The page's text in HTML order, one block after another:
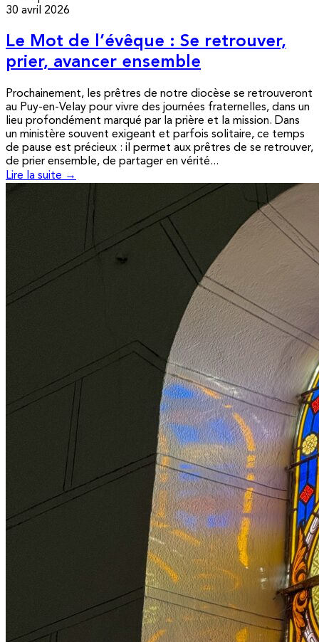
30 avril 2026
Le Mot de l’évêque : Se retrouver,
prier, avancer ensemble
Prochainement, les prêtres de notre diocèse se retrouveront
au Puy-en-Velay pour vivre des journées fraternelles, dans un
lieu profondément marqué par la prière et la mission. Dans
un ministère souvent exigeant et parfois solitaire, ce temps
de pause est précieux : il permet aux prêtres de se retrouver,
de prier ensemble, de partager en vérité...
Lire la suite →